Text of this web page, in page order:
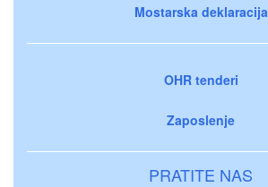
Mostarska deklaracija
OHR tenderi
Zaposlenje
PRATITE NAS